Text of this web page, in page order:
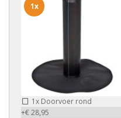
1x Doorvoer rond
+€ 28,95
1x